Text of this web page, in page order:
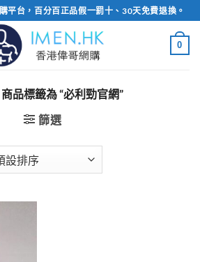
平台，百分百正品假一罰十、30天免費退換。
0
商品標籤為 “必利勁官網”
篩選